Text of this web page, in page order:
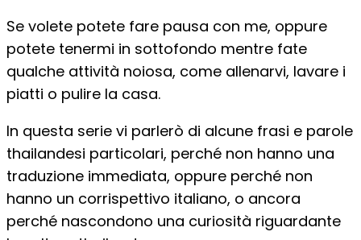
Se volete potete fare pausa con me, oppure
potete tenermi in sottofondo mentre fate
qualche attività noiosa, come allenarvi, lavare i
piatti o pulire la casa.
In questa serie vi parlerò di alcune frasi e parole
thailandesi particolari, perché non hanno una
traduzione immediata, oppure perché non
hanno un corrispettivo italiano, o ancora
perché nascondono una curiosità riguardante